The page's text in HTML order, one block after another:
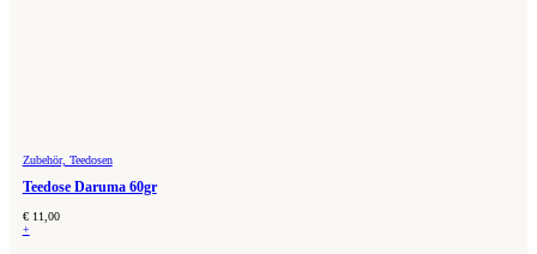
Zubehör, Teedosen
Teedose Daruma 60gr
€11,00
+